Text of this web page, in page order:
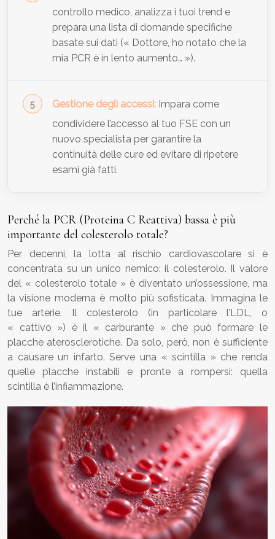
controllo medico, analizza i tuoi trend e
prepara una lista di domande specifiche
basate sui dati (« Dottore, ho notato che la
mia PCR è in lento aumento… »).
Gestione degli accessi: Impara come
condividere l’accesso al tuo FSE con un
nuovo specialista per garantire la
continuità delle cure ed evitare di ripetere
esami già fatti.
Perché la PCR (Proteina C Reattiva) bassa è più
importante del colesterolo totale?
Per decenni, la lotta al rischio cardiovascolare si è
concentrata su un unico nemico: il colesterolo. Il valore
del « colesterolo totale » è diventato un’ossessione, ma
la visione moderna è molto più sofisticata. Immagina le
tue arterie. Il colesterolo (in particolare l’LDL, o
« cattivo ») è il « carburante » che può formare le
placche aterosclerotiche. Da solo, però, non è sufficiente
a causare un infarto. Serve una « scintilla » che renda
quelle placche instabili e pronte a rompersi: quella
scintilla è l’infiammazione.